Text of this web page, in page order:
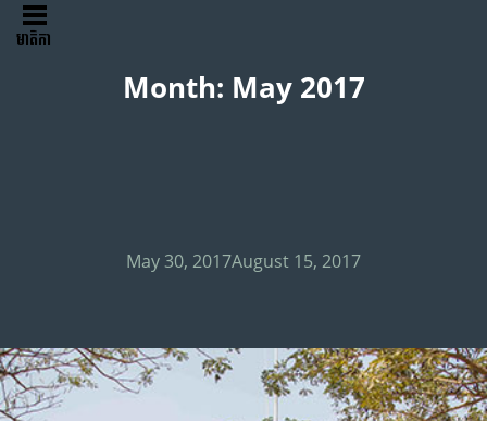
មាតិកា
Month: May 2017
Posted
May 30, 2017August 15, 2017